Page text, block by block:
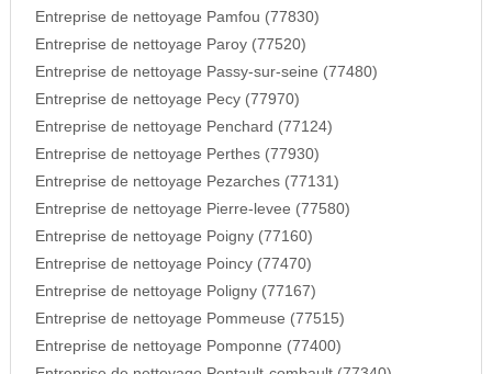
Entreprise de nettoyage Pamfou (77830)
Entreprise de nettoyage Paroy (77520)
Entreprise de nettoyage Passy-sur-seine (77480)
Entreprise de nettoyage Pecy (77970)
Entreprise de nettoyage Penchard (77124)
Entreprise de nettoyage Perthes (77930)
Entreprise de nettoyage Pezarches (77131)
Entreprise de nettoyage Pierre-levee (77580)
Entreprise de nettoyage Poigny (77160)
Entreprise de nettoyage Poincy (77470)
Entreprise de nettoyage Poligny (77167)
Entreprise de nettoyage Pommeuse (77515)
Entreprise de nettoyage Pomponne (77400)